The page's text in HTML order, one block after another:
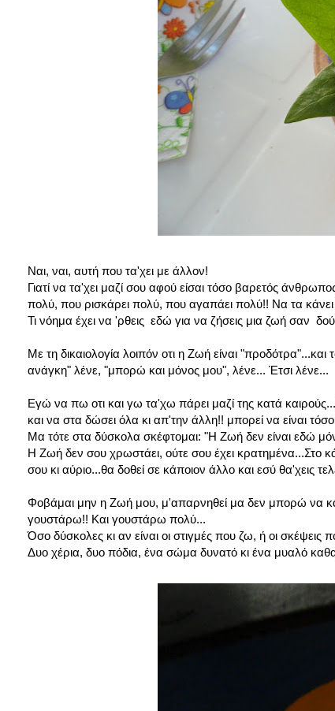
Ναι, ναι, αυτή που τα'χει με άλλον!
Γιατί να τα'χει μαζί σου αφού είσαι τόσο βαρετός
πολύ, που ρισκάρει πολύ, που αγαπάει πολύ!! Να τα κάνει
Τι νόημα έχει να 'ρθεις εδώ για να ζήσεις μια ζωή σαν
Με τη δικαιολογία λοιπόν οτι η Ζωή είναι
ανάγκη" λένε, "μπορώ και μόνος μου", λένε... Έτσι λένε...
Εγώ να πω οτι και γω τα'χω πάρει μαζί της κατά
και να στα δώσει όλα κι απ'την άλλη!! μπορεί να είναι
Μα τότε στα δύσκολα σκέφτομαι: "Η Ζωή δεν είναι εδώ
Η Ζωή δεν σου χρωστάει, ούτε σου έχει κρατημένα...Στο
σου κι αύριο...θα δοθεί σε κάποιον άλλο και εσύ θα'χεις
Φοβάμαι μην η Ζωή μου, μ'απαρνηθεί μα δεν μπορώ να
γουστάρω!! Και γουστάρω πολύ...
Όσο δύσκολες κι αν είναι οι στιγμές που ζω, ή οι σκέψεις
Δυο χέρια, δυο πόδια, ένα σώμα δυνατό κι ένα μυαλό